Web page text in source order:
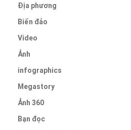
Địa phương
Biển đảo
Video
Ảnh
infographics
Megastory
Ảnh 360
Bạn đọc